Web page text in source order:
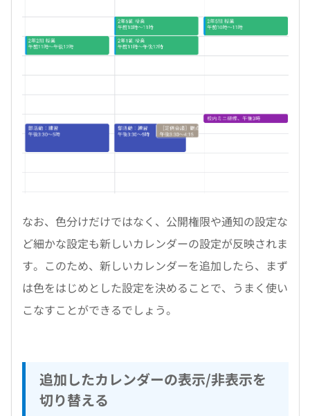
なお、色分けだけではなく、公開権限や通知の設定な
ど細かな設定も新しいカレンダーの設定が反映されま
す。このため、新しいカレンダーを追加したら、まず
は色をはじめとした設定を決めることで、うまく使い
こなすことができるでしょう。
追加したカレンダーの表示/非表示を
切り替える